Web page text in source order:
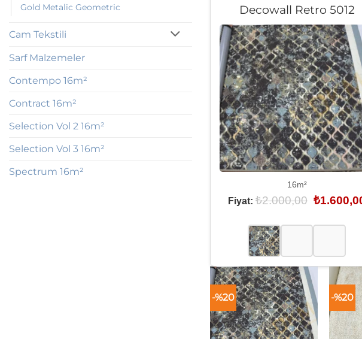
Gold Metalic Geometric
Cam Tekstili
Sarf Malzemeler
Contempo 16m²
Contract 16m²
Selection Vol 2 16m²
Selection Vol 3 16m²
Spectrum 16m²
Decowall Retro 5012
16m²
Fiyat:₺2.000,00 Orijinal
₺
-%20 -%20